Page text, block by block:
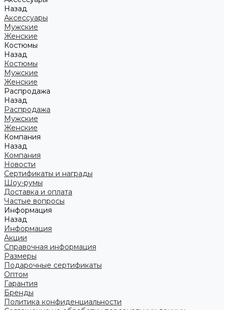
Назад
Аксессуары
Мужские
Женские
Костюмы
Назад
Костюмы
Мужские
Женские
Распродажа
Назад
Распродажа
Мужские
Женские
Компания
Назад
Компания
Новости
Сертификаты и награды
Шоу-румы
Доставка и оплата
Частые вопросы
Информация
Назад
Информация
Акции
Справочная информация
Размеры
Подарочные сертификаты
Оптом
Гарантия
Бренды
Политика конфиденциальности